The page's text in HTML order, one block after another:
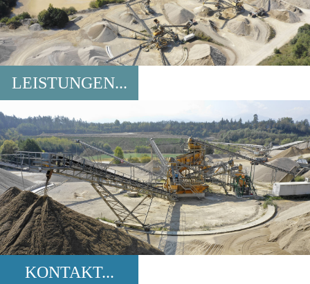
LEISTUNGEN...
KONTAKT...